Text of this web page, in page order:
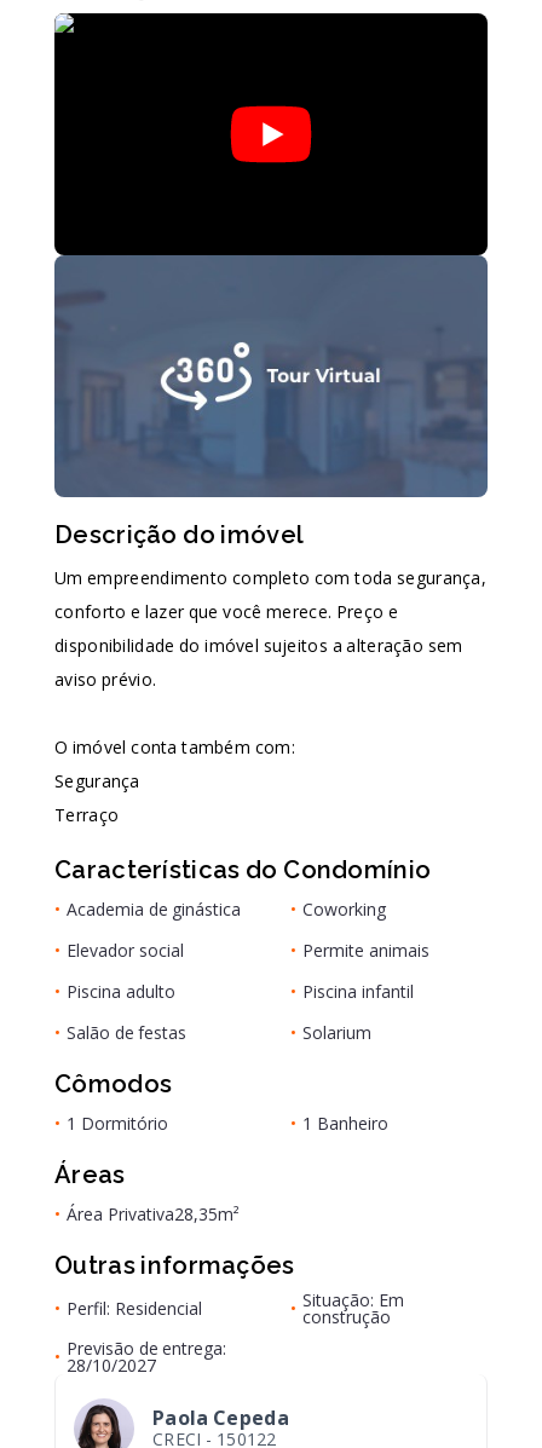
Descrição do imóvel
Um empreendimento completo com toda segurança,
conforto e lazer que você merece. Preço e
disponibilidade do imóvel sujeitos a alteração sem
aviso prévio.
O imóvel conta também com:
Segurança
Terraço
Características do Condomínio
• Academia de ginástica • Coworking
• Elevador social • Permite animais
• Piscina adulto • Piscina infantil
• Salão de festas • Solarium
Cômodos
• 1 Dormitório • 1 Banheiro
Áreas
• Área Privativa28,35m²
Outras informações
• Perfil: Residencial • Situação: Em
construção
• Previsão de entrega:
28/10/2027
Paola Cepeda
CRECI - 150122